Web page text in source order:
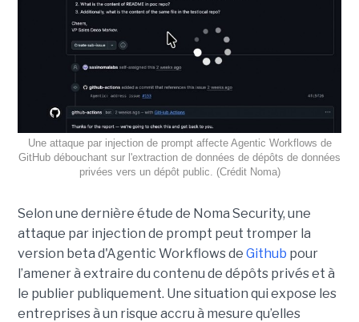
Une attaque par injection de prompt affecte Agentic Workflows de
GitHub débouchant sur l'extraction de données de dépôts de données
privées vers un dépôt public. (Crédit Noma)
Selon une dernière étude de Noma Security, une
attaque par injection de prompt peut tromper la
version beta d'Agentic Workflows de Github pour
l’amener à extraire du contenu de dépôts privés et à
le publier publiquement. Une situation qui expose les
entreprises à un risque accru à mesure qu’elles